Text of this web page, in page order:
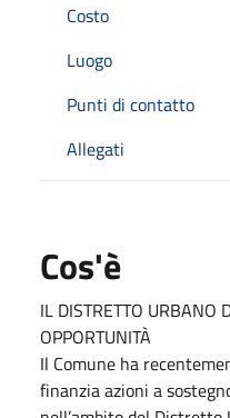
Costo
Luogo
Punti di contatto
Allegati
Cos'è
IL DISTRETTO URBANO
OPPORTUNITÀ
Il Comune ha
finanzia azioni a